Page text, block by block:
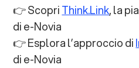
👉 ScopriThink.Link, la
di e-Novia
👉 Esplora l’approccio di
di e-Novia